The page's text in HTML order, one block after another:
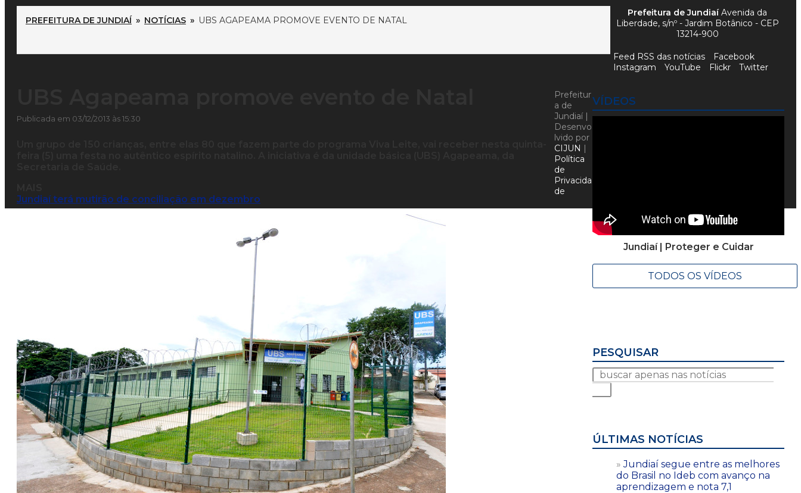
PREFEITURA DE JUNDIAÍ » NOTÍCIAS » UBS AGAPEAMA PROMOVE EVENTO DE NATAL
Publicada em 03/12/2013 às 15:30
Jundiaí terá mutirão de conciliação em dezembro
VÍDEOS
Jundiaí | Proteger e Cuidar
TODOS OS VÍDEOS
PESQUISAR
ÚLTIMAS NOTÍCIAS
Jundiaí segue entre as melhores
do Brasil no Ideb com avanço na
aprendizagem e nota 7,1
Prefeitura de JundiaíAvenida da
Liberdade, s/nº - Jardim Botânico - CEP
13214-900
Feed RSS das notícias
Facebook
Instagram
YouTube Flickr Twitter
Prefeitur
a de
Jundiaí |
Desenvo
lvido por
CIJUN |
Política
de
Privacida
de